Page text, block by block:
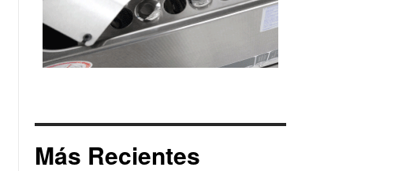
Más Recientes